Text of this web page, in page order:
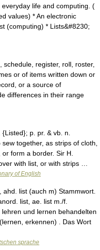
life and computing. (
values) * An electronic
(computing) * Lists&#8230;
register, roll, roster,
or of items written down or
or a source of
differences in their range
p. pr. & vb. n.
together, as strips of cloth,
form a border. Sir H.
with list, or with strips …
of English
list (auch m) Stammwort.
list, ae. list m./f.
und lernen behandelten
erkennen) . Das Wort
sprache